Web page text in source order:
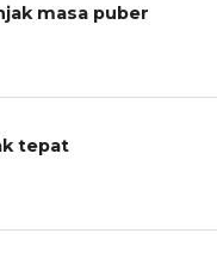
masa puber
tepat